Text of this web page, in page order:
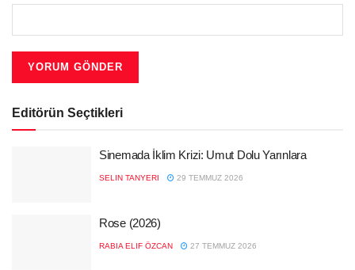
Editörün Seçtikleri
Sinemada İklim Krizi: Umut Dolu Yarınlara
SELIN TANYERI 29 TEMMUZ 2026
Rose (2026)
RABIA ELIF ÖZCAN 27 TEMMUZ 2026